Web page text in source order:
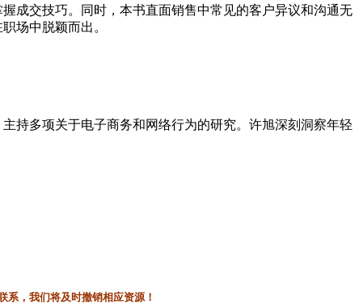
成交技巧。同时，本书直面销售中常见的客户异议和沟通无
场中脱颖而出。
持多项关于电子商务和网络行为的研究。许旭深刻洞察年轻
，我们将及时撤销相应资源！